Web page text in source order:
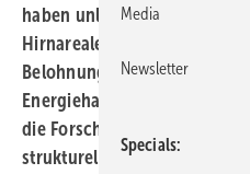
haben unlängst Leipziger
Hirnarealen, die an der
Belohnungsreizen und an
Energiehaushalts im
die Forscher im Vergleich zu
strukturelle Veränderungen.
Media
Newsletter
Specials